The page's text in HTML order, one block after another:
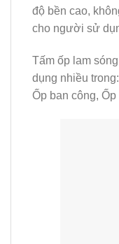
độ bền cao,
cho người sử
Tấm ốp lam
dụng nhiều
Ốp ban công,